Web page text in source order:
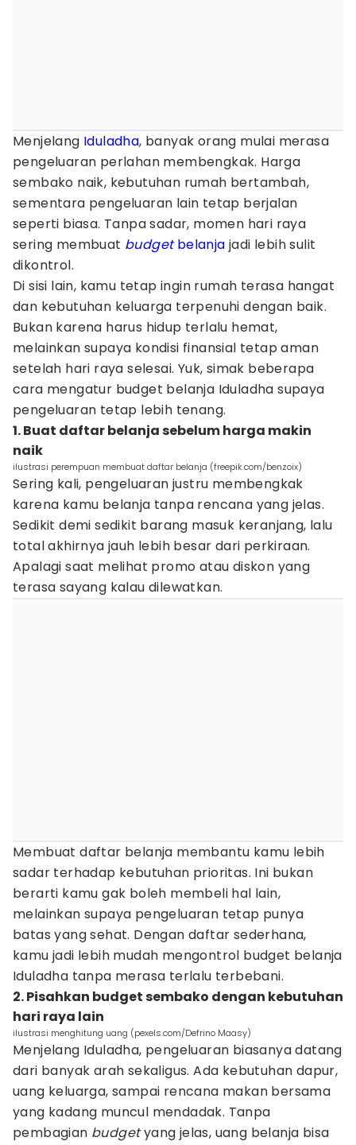
Menjelang Iduladha, banyak orang mulai merasa
pengeluaran perlahan membengkak. Harga
sembako naik, kebutuhan rumah bertambah,
sementara pengeluaran lain tetap berjalan
seperti biasa. Tanpa sadar, momen hari raya
sering membuat budget belanja jadi lebih sulit
dikontrol.
Di sisi lain, kamu tetap ingin rumah terasa hangat
dan kebutuhan keluarga terpenuhi dengan baik.
Bukan karena harus hidup terlalu hemat,
melainkan supaya kondisi finansial tetap aman
setelah hari raya selesai. Yuk, simak beberapa
cara mengatur budget belanja Iduladha supaya
pengeluaran tetap lebih tenang.
1. Buat daftar belanja sebelum harga makin
naik
ilustrasi perempuan membuat daftar belanja (freepik.com/benzoix)
Sering kali, pengeluaran justru membengkak
karena kamu belanja tanpa rencana yang jelas.
Sedikit demi sedikit barang masuk keranjang, lalu
total akhirnya jauh lebih besar dari perkiraan.
Apalagi saat melihat promo atau diskon yang
terasa sayang kalau dilewatkan.
Membuat daftar belanja membantu kamu lebih
sadar terhadap kebutuhan prioritas. Ini bukan
berarti kamu gak boleh membeli hal lain,
melainkan supaya pengeluaran tetap punya
batas yang sehat. Dengan daftar sederhana,
kamu jadi lebih mudah mengontrol budget belanja
Iduladha tanpa merasa terlalu terbebani.
2. Pisahkan budget sembako dengan kebutuhan
hari raya lain
ilustrasi menghitung uang (pexels.com/Defrino Maasy)
Menjelang Iduladha, pengeluaran biasanya datang
dari banyak arah sekaligus. Ada kebutuhan dapur,
uang keluarga, sampai rencana makan bersama
yang kadang muncul mendadak. Tanpa
pembagian budgetyang jelas, uang belanja bisa